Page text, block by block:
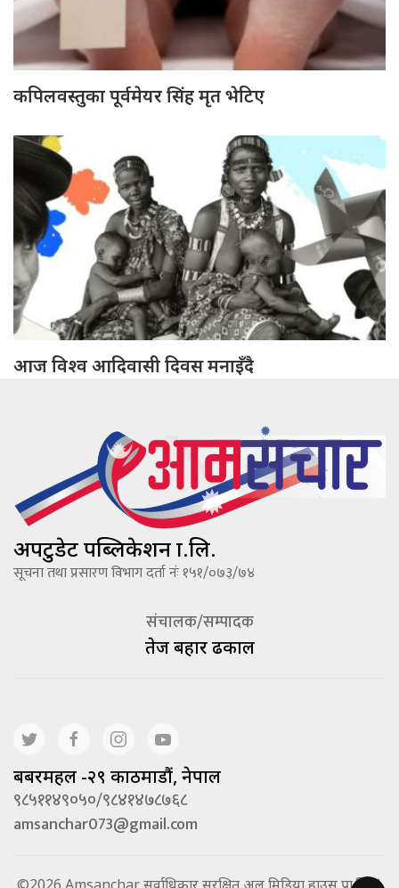
कपिलवस्तुका पूर्वमेयर सिंह मृत भेटिए
आज विश्व आदिवासी दिवस मनाइँदै
अपटुडेट पब्लिकेशन प्रा.लि.
सूचना तथा प्रसारण विभाग दर्ता नंः १५१/०७३/७४
संचालक/सम्पादक
तेज बहादूर ढकाल
बबरमहल -२९ काठमाडौं, नेपाल
९८५११४९०५०/९८४१४७८७६८
amsanchar073@gmail.com